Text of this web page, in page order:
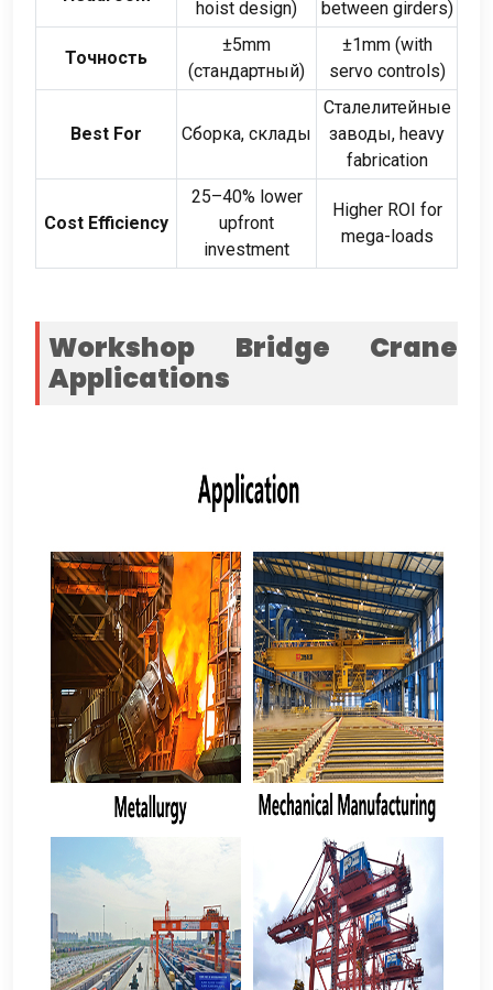
hoist design)
between girders)
Точность
±5mm
(стандартный)
±1mm(with
servo controls)
Best For Сборка, склады
Сталелитейные
заводы, heavy
fabrication
Cost Efficiency
25–40% lower
upfront
investment
Higher ROI for
mega-loads
Workshop Bridge Crane
Applications